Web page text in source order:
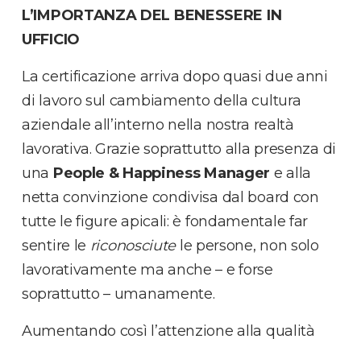
L’IMPORTANZA DEL BENESSERE IN
UFFICIO
La certificazione arriva dopo quasi due anni
di lavoro sul cambiamento della cultura
aziendale all’interno nella nostra realtà
lavorativa. Grazie soprattutto alla presenza di
una People & Happiness Manager e alla
netta convinzione condivisa dal board con
tutte le figure apicali: è fondamentale far
sentire le riconosciute le persone, non solo
lavorativamente ma anche – e forse
soprattutto – umanamente.
Aumentando così l’attenzione alla qualità